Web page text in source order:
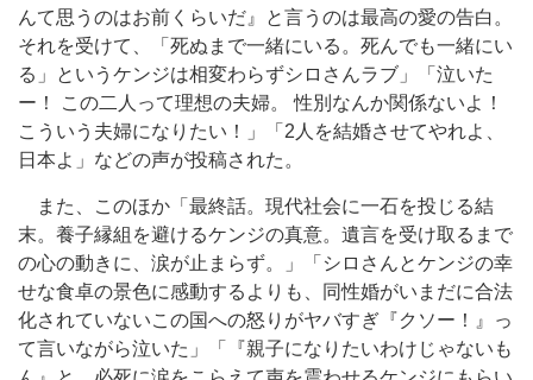
んて思うのはお前くらいだ』と言うのは最高の愛の告白。
それを受けて、「死ぬまで一緒にいる。死んでも一緒にい
る」というケンジは相変わらずシロさんラブ」「泣いた
ー！ この二人って理想の夫婦。 性別なんか関係ないよ！
こういう夫婦になりたい！」「2人を結婚させてやれよ、
日本よ」などの声が投稿された。
また、このほか「最終話。現代社会に一石を投じる結
末。養子縁組を避けるケンジの真意。遺言を受け取るまで
の心の動きに、涙が止まらず。」「シロさんとケンジの幸
せな食卓の景色に感動するよりも、同性婚がいまだに合法
化されていないこの国への怒りがヤバすぎ『クソー！』っ
て言いながら泣いた」「『親子になりたいわけじゃないも